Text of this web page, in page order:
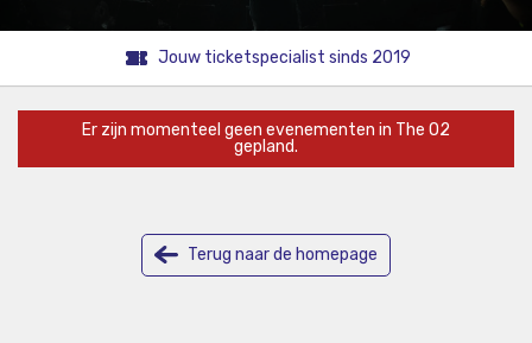
Jouw ticketspecialist sinds 2019
Er zijn momenteel geen evenementen in The O2
gepland.
Terug naar de homepage